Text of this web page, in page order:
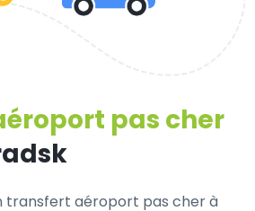
pas cher
transfert aéroport pas cher à